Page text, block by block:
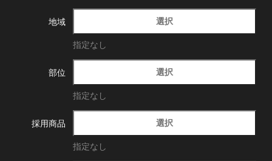
地域 選択
指定なし
部位 選択
指定なし
採用商品 選択
指定なし